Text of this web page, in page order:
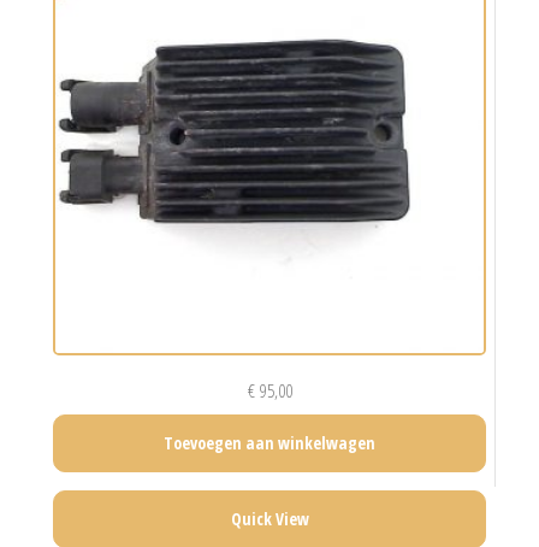
€95,00
Toevoegen aan winkelwagen
Quick View